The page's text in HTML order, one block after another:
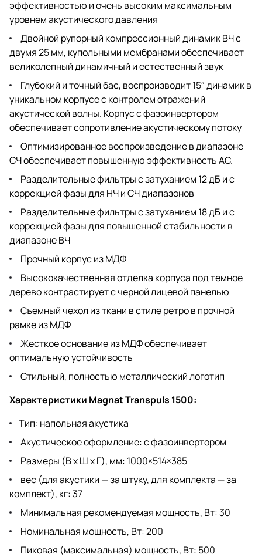
эффективностью и очень высоким максимальным
уровнем акустического давления
Двойной рупорный компрессионный динамик ВЧ с
двумя 25 мм, купольными мембранами обеспечивает
великолепный динамичный и естественный звук
Глубокий и точный бас, воспроизводит 15″ динамик в
уникальном корпусе с контролем отражений
акустической волны. Корпус с фазоинвертором
обеспечивает сопротивление акустическому потоку
Оптимизированное воспроизведение в диапазоне
СЧ обеспечивает повышенную эффективность АС.
Разделительные фильтры с затуханием 12 дБ и с
коррекцией фазы для НЧ и СЧ диапазонов
Разделительные фильтры с затуханием 18 дБ и с
коррекцией фазы для повышенной стабильности в
диапазоне ВЧ
Прочный корпус из МДФ
Высококачественная отделка корпуса под темное
дерево контрастирует с черной лицевой панелью
Съемный чехол из ткани в стиле ретро в прочной
рамке из МДФ
Жесткое основание из МДФ обеспечивает
оптимальную устойчивость
Стильный, полностью металлический логотип
Характеристики Magnat Transpuls 1500:
Тип: напольная акустика
Акустическое оформление: с фазоинвертором
Размеры (В x Ш х Г), мм: 1000×514×385
вес (для акустики — за штуку, для комплекта — за
комплект), кг: 37
Минимальная рекомендуемая мощность, Вт: 30
Номинальная мощность, Вт: 200
Пиковая (максимальная) мощность, Вт: 500